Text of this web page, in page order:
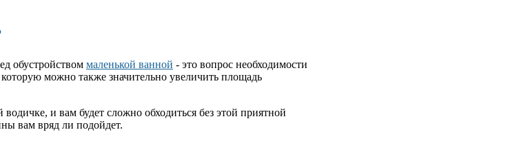
обустройством маленькой ванной - это вопрос необходимости
можно также значительно увеличить площадь
и вам будет сложно обходиться без этой приятной
вам вряд ли подойдет.